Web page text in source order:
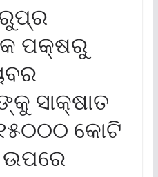
ପକ୍ଷରୁ
ସାକ୍ଷାତ
କୋଟି
ଉପରେ